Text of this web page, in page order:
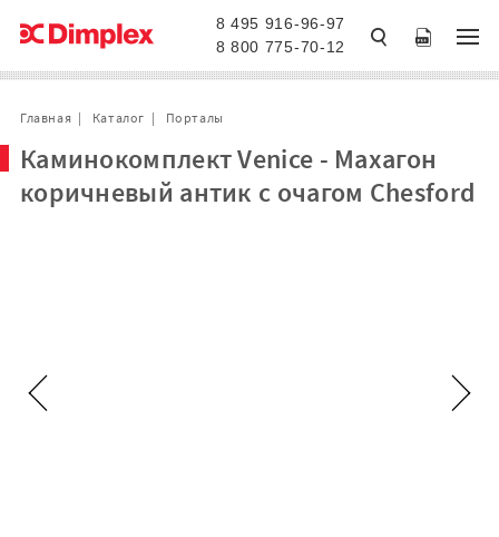
8 495 916-96-97
8 800 775-70-12
Главная Каталог Порталы
Каминокомплект Venice - Махагон
коричневый антик с очагом Chesford